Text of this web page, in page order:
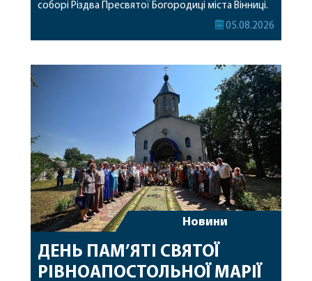
соборі Різдва Пресвятої Богородиці міста Вінниці.
Його Високопреосвященству співслужили
священному сані. Під час богослужіння підносилися
особливі молитви за мир в Україні, за воїнів, які
05.08.2026
Новини
ДЕНЬ ПАМ’ЯТІ СВЯТОЇ
РІВНОАПОСТОЛЬНОЇ МАРІЇ